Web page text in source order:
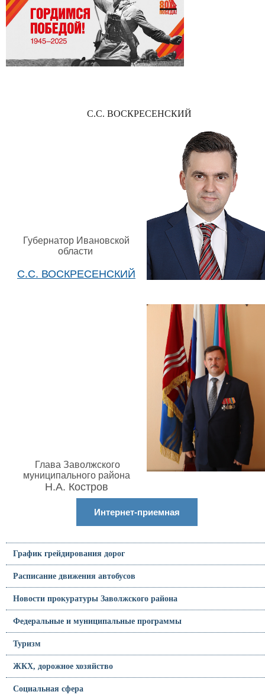
С.С. ВОСКРЕСЕНСКИЙ
Губернатор Ивановской
области
С.С. ВОСКРЕСЕНСКИЙ
Глава Заволжского
муниципального района
Н.А. Костров
Интернет-приемная
График грейдирования дорог
Расписание движения автобусов
Новости прокуратуры Заволжского района
Федеральные и муниципальные программы
Туризм
ЖКХ, дорожное хозяйство
Социальная сфера